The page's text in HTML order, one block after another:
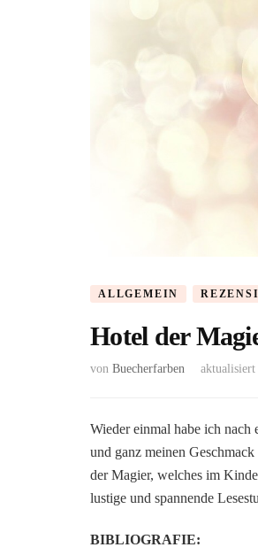
ALLGEMEIN
Hotel der
von Buecherfarben aktualisiert
Wieder einmal habe ich
und ganz meinen
der Magier, welches im
lustige und spannende
BIBLIOGRAFIE: